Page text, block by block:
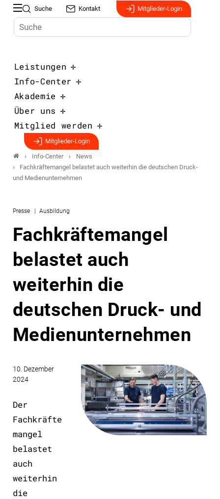
Suche Kontakt Mitglieder-Login
Leistungen
Info-Center
Akademie
Über uns
Mitglied werden
Mitglieder-Login
Info-Center
News
Fachkräftemangel belastet auch weiterhin die deutschen Druck-
und Medienunternehmen
Presse Ausbildung
Fachkräftemangel
belastet auch
weiterhin die
deutschen Druck- und
Medienunternehmen
10. Dezember
2024
Der
Fachkräfte
mangel
belastet
auch
weiterhin
die